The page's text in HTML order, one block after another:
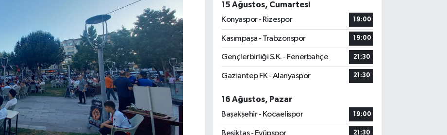
15 Ağustos, Cumartesi
Konyaspor - Rizespor
19:00
Kasımpaşa - Trabzonspor 19:00
Gençlerbirliği S.K. - Fenerbahçe 21:30
Gaziantep FK - Alanyaspor 21:30
16 Ağustos, Pazar
Başakşehir - Kocaelispor
19:00
Beşiktaş - Eyüpspor 21:30